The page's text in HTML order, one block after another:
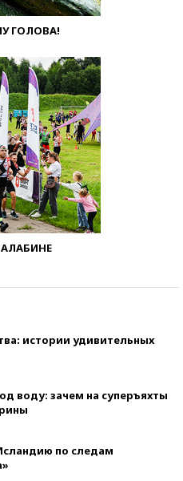
ГОЛОВА!
истории удивительных
воду: зачем на суперъяхты
по следам